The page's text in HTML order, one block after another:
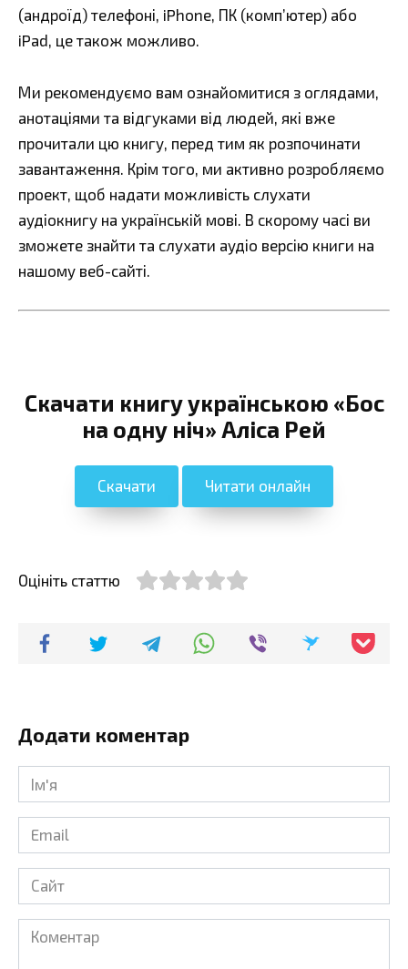
(андроїд) телефоні, iPhone, ПК (комп’ютер) або
iPad, це також можливо.
Ми рекомендуємо вам ознайомитися з оглядами,
анотаціями та відгуками від людей, які вже
прочитали цю книгу, перед тим як розпочинати
завантаження. Крім того, ми активно розробляємо
проект, щоб надати можливість слухати
аудіокнигу на українській мові. В скорому часі ви
зможете знайти та слухати аудіо версію книги на
нашому веб-сайті.
Скачати книгу українською «Бос
на одну ніч» Аліса Рей
Скачати Читати онлайн
Оцініть статтю
Додати коментар
Ім'я
Email
Сайт
Коментар